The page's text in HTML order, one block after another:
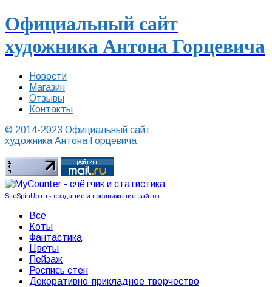
Официальный сайт
художника Антона Горцевича
Новости
Магазин
Отзывы
Контакты
© 2014-2023 Официальный сайт
художника Антона Горцевича
SiteSpinUp.ru - создание и продвижение сайтов
Все
Коты
Фантастика
Цветы
Пейзаж
Роспись стен
Декоративно-прикладное творчество